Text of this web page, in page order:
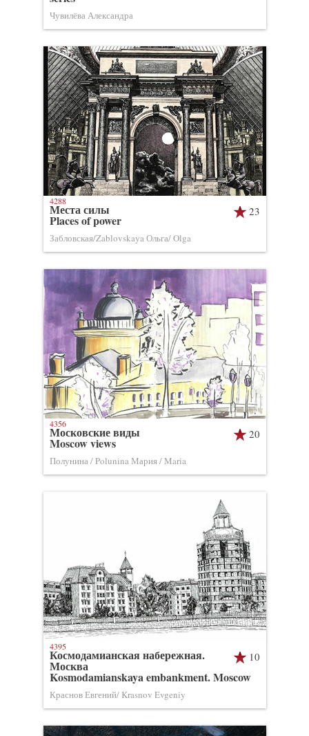
Чувилёва Александра
23
Места силы
Places of power
Забловская/Zablovskaya Ольга/ Olga
4288
20
Московские виды
Moscow views
Полунина / Polunina Мария / Maria
4356
10
Космодамианская набережная.
Москва
Kosmodamianskaya embankment. Moscow
Краснов Евгений/ Krasnov Evgeniy
4395